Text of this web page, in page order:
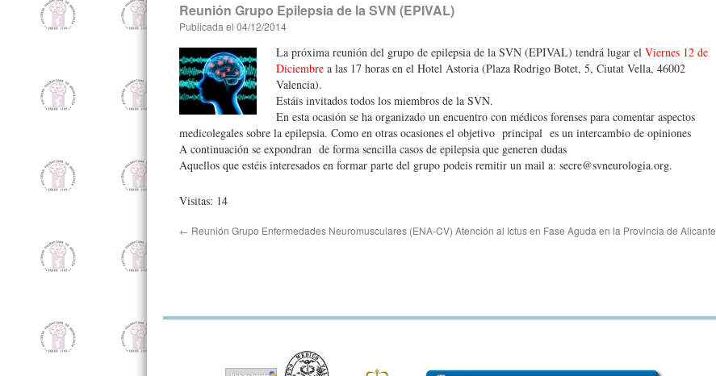
Reunión Grupo Epilepsia de la SVN (EPIVAL)
Publicada el 04/12/2014
La próxima reunión del grupo de epilepsia de la SVN (EPIVAL) tendrá lugar el Viernes 12 de
Diciembre a las 17 horas en el Hotel Astoria (Plaza Rodrigo Botet, 5, Ciutat Vella, 46002
Valencia).
Estáis invitados todos los miembros de la SVN.
En esta ocasión se ha organizado un encuentro con médicos forenses para comentar aspectos
medicolegales sobre la epilepsia. Como en otras ocasiones el objetivo principal es un intercambio de opiniones
A continuación se expondran de forma sencilla casos de epilepsia que generen dudas
Aquellos que estéis interesados en formar parte del grupo podeis remitir un mail a: secre@svneurologia.org.
Visitas: 14
← Reunión Grupo Enfermedades Neuromusculares (ENA-CV) Atención al Ictus en Fase Aguda en la Provincia de Alicante